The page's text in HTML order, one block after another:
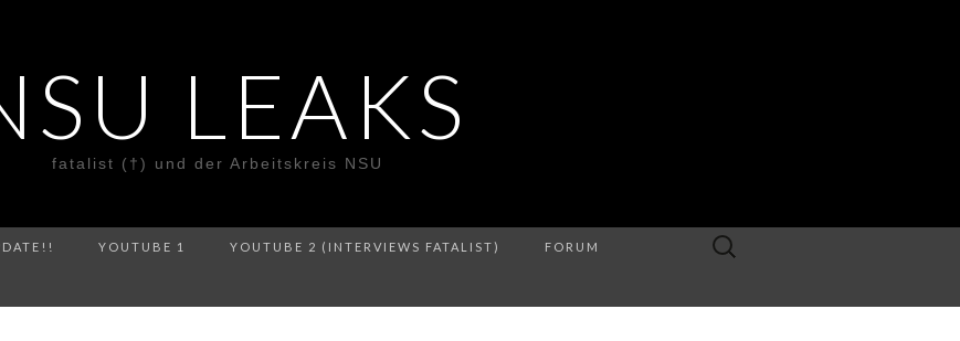
LEAKS
fatalist (†) und der Arbeitskreis NSU
YOUTUBE 1 YOUTUBE 2 (INTERVIEWS FATALIST) FORUM
Suche